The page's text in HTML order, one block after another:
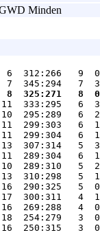
Minden
6  312:266   9
325:271   8
333:295   6
295:289   6
299:303   6
299:304   6
307:314   5
289:304   6
289:310   5
310:298   5
290:325   5
300:311   4
269:288   4
254:279   3